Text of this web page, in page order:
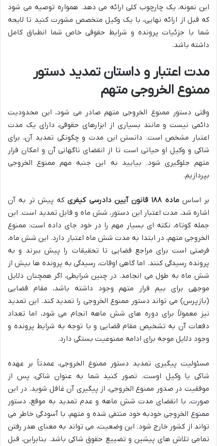
این نمونه، یک چارچوب کلی ارائه می دهد. همواره توصیه می شود
که قبل از ارائه نهایی، با یک وکیل متخصص مشورت کنید تا لایحه
شما با جزئیات پرونده و شرایط حقوقی خاص شما انطباق کامل
داشته باشد.
مدت اعتبار و داستان تمدید دستور
ممنوع الخروجی متهم
وقتی دستور ممنوع الخروجی متهم صادر می شود، این محدودیت
دائمی نیست و مانند بسیاری از ابزارهای حقوقی، دارای یک مدت
اعتبار مشخص است. دانستن این مدت و چگونگی تمدید آن، برای
شاکی و وکیل او حیاتی است تا از انقضای ناگهانی آن و امکان فرار
متهم جلوگیری شود. بیایید به این جنبه مهم ممنوع الخروجی
بپردازیم.
بر اساسماده ۱۸۸ قانون آیین دادرسی کیفری
که پیش تر به آن
اشاره شد، مدت اعتبار این دستور، شش ماه و قابل تمدید است. این
جمله کوتاه، نکته ای بسیار مهم را در خود جای داده است: ممنوع
الخروجی متهم، در ابتدا به مدت شش ماه اعتبار دارد. این شش ماه،
فرصتی است برای مراجع قضایی تا تحقیقات را پیش ببرند و به
پرونده رسیدگی کنند. اما گاهی اوقات، رسیدگی به پرونده ها بیش از
شش ماه به طول می انجامد. در چنین شرایطی، اگر همچنان دلایل
موجهی برای بیم فرار متهم وجود داشته باشد، مقام قضایی
(بازپرس) می تواند دستور ممنوع الخروجی را تمدید کند. این تمدید
نیز معمولاً برای دوره های شش ماهه انجام می شود، اما تعداد
دفعات آن به تشخیص مقام قضایی و با توجه به شرایط پرونده و
وجود دلایل موجه برای ادامه ممنوعیت بستگی دارد.
مسئولیت پیگیری تمدید دستور ممنوع الخروجی، عمدتاً بر عهده
شاکی یا وکیل اوست. تصور کنید شما به عنوان شاکی، پس از
موفقیت در صدور ممنوع الخروجی، از پیگیری آن غافل شوید. در این
صورت، با انقضای مدت شش ماهه و عدم تمدید به موقع، دستور
ممنوع الخروجی خودبه خود منتفی شده و متهم، با آسودگی خاطر می
تواند از کشور خارج شود. این وضعیت، می تواند به معنای هدر رفتن
تمامی تلاش های پیشین و تضییع حقوق شاکی باشد. بنابراین، قبل